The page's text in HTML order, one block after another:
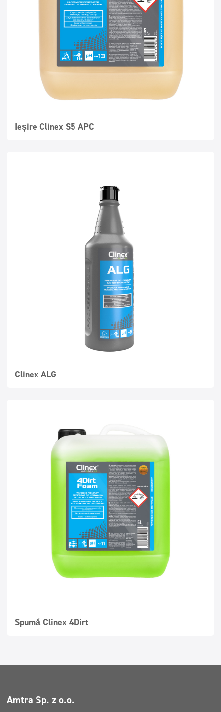
Instalații sanitare și băi
Detergenți bucătării profesionale
Detergenți profesionali pentru pardoseli
Ieșire Clinex S5 APC
Clinex ALG
Spumă Clinex 4Dirt
Amtra Sp. z o.o.